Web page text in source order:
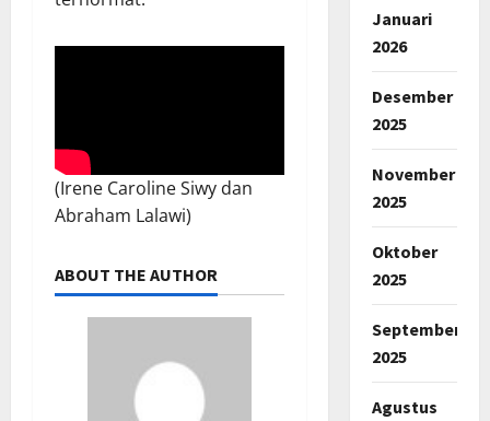
(Irene Caroline Siwy dan
Abraham Lalawi)
ABOUT THE AUTHOR
Januari
2026
Desember
2025
November
2025
Oktober
2025
September
2025
Agustus